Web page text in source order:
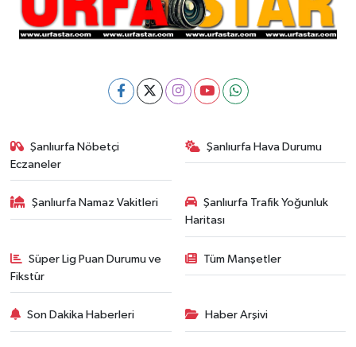
Şanlıurfa Nöbetçi
Eczaneler
Şanlıurfa Hava Durumu
Şanlıurfa Namaz Vakitleri
Şanlıurfa Trafik Yoğunluk
Haritası
Süper Lig Puan Durumu ve
Fikstür
Tüm Manşetler
Son Dakika Haberleri Haber Arşivi